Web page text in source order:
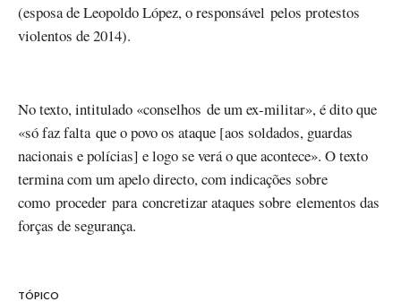
(esposa de Leopoldo López, o responsável pelos protestos
violentos de 2014).
No texto, intitulado «conselhos de um ex-militar», é dito que
«só faz falta que o povo os ataque [aos soldados, guardas
nacionais e polícias] e logo se verá o que acontece». O texto
termina com um apelo directo, com indicações sobre
como proceder para concretizar ataques sobre elementos das
forças de segurança.
TÓPICO